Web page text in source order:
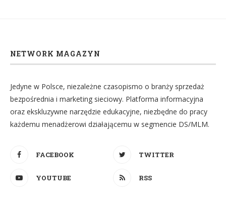
NETWORK MAGAZYN
Jedyne w Polsce, niezależne czasopismo o branży sprzedaż
bezpośrednia i marketing sieciowy. Platforma informacyjna
oraz ekskluzywne narzędzie edukacyjne, niezbędne do pracy
każdemu menadżerowi działającemu w segmencie DS/MLM.
FACEBOOK TWITTER
YOUTUBE RSS